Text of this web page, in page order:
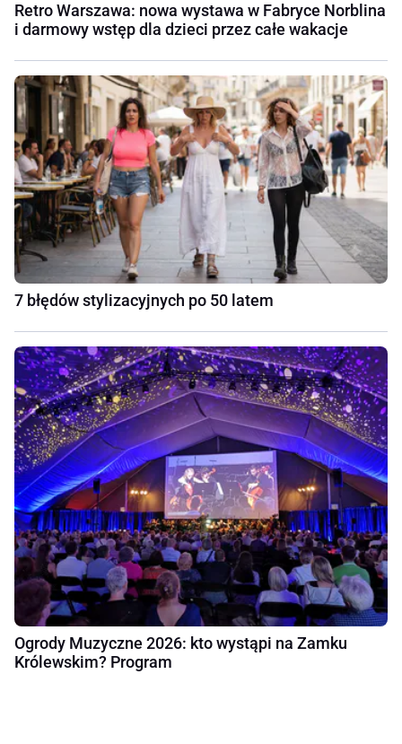
Retro Warszawa: nowa wystawa w Fabryce Norblina
i darmowy wstęp dla dzieci przez całe wakacje
7 błędów stylizacyjnych po 50 latem
Ogrody Muzyczne 2026: kto wystąpi na Zamku
Królewskim? Program